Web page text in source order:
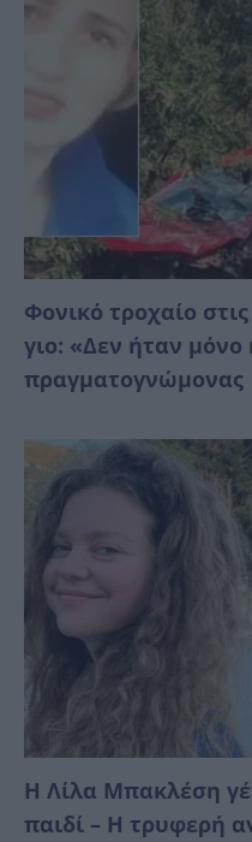
Φονικό τροχαίο
γιο: «Δεν ήταν μόνο
πραγματογνώμονας
Η Λίλα Μπακλέση
παιδί – Η τρυφερή